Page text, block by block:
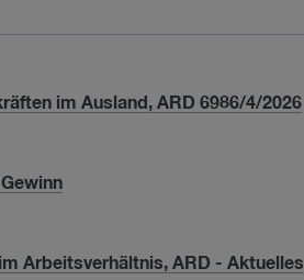
im Ausland, ARD 6986/4/2026
Arbeitsverhältnis, ARD - Aktuelles